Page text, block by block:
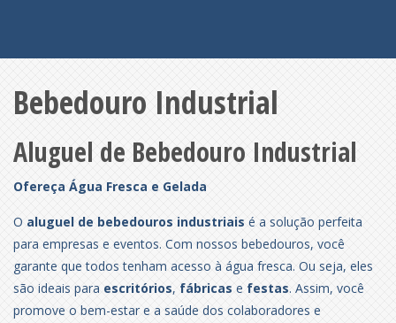
Bebedouro Industrial
Aluguel de Bebedouro Industrial
Ofereça Água Fresca e Gelada
O aluguel de bebedouros industriais é a solução perfeita
para empresas e eventos. Com nossos bebedouros, você
garante que todos tenham acesso à água fresca. Ou seja, eles
são ideais para escritórios, fábricas e festas. Assim, você
promove o bem-estar e a saúde dos colaboradores e